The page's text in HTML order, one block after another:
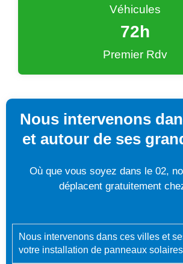
Véhicules
Premier Rdv
72h
Nous intervenons
et autour de ses
Où que vous soyez dans le 02,
déplacent gratuitement
Nous intervenons dans ces villes et
votre installation de panneaux solaires